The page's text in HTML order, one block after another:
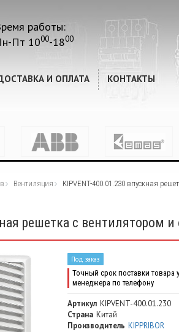
работы:
Пт 1000-1800
И ОПЛАТА
КОНТАКТЫ
Вентиляция KIPVENT-400.01.230 впускная
решетка с вентилятором
Под заказ
Точный срок поставки товара
менеджера по телефону
Артикул KIPVENT-400.01.230
Страна Китай
Производитель KIPPRIBOR